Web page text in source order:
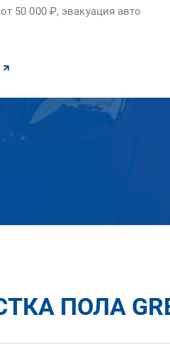
50 000 ₽, эвакуация авто
ПОЛА